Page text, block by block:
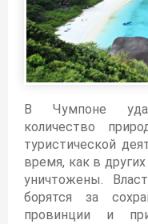
В Чумпоне
количество
туристической
время, как в
уничтожены.
борятся за
провинции и